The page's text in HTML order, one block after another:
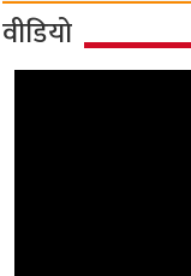
वीडियो